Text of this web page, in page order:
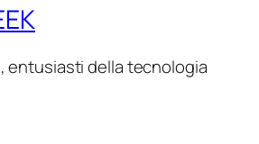
entusiasti della tecnologia